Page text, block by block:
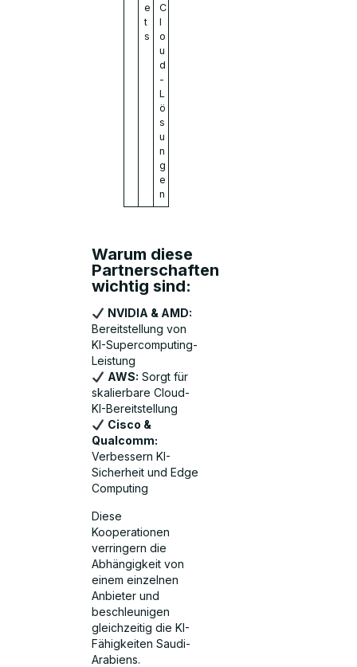
e
t
s
C
l
o
u
d
-
L
ö
s
u
n
g
e
n
Warum diese
Partnerschaften
wichtig sind:
NVIDIA & AMD:
Bereitstellung von
KI-Supercomputing-
Leistung
AWS: Sorgt für
skalierbare Cloud-
KI-Bereitstellung
Cisco &
Qualcomm:
Verbessern KI-
Sicherheit und Edge
Computing
Diese
Kooperationen
verringern die
Abhängigkeit von
einem einzelnen
Anbieter und
beschleunigen
gleichzeitig die KI-
Fähigkeiten Saudi-
Arabiens.